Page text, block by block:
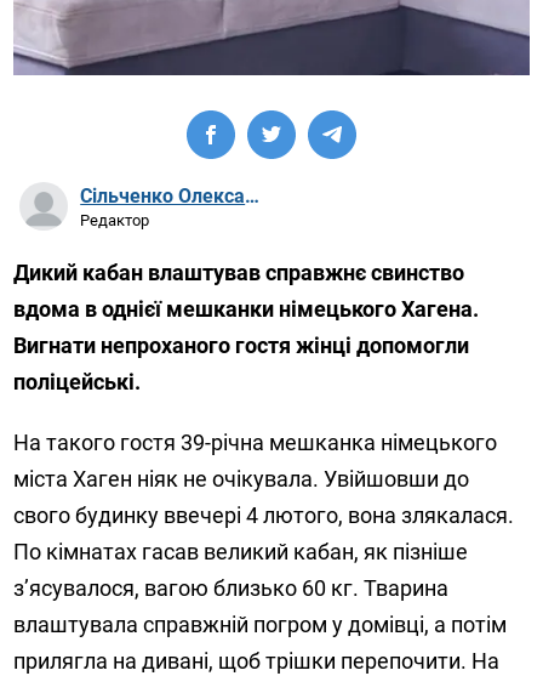
Сільченко Олександр Артурович
Редактор
Дикий кабан влаштував справжнє свинство
вдома в однієї мешканки німецького Хагена.
Вигнати непроханого гостя жінці допомогли
поліцейські.
На такого гостя 39-річна мешканка німецького
міста Хаген ніяк не очікувала. Увійшовши до
свого будинку ввечері 4 лютого, вона злякалася.
По кімнатах гасав великий кабан, як пізніше
з’ясувалося, вагою близько 60 кг. Тварина
влаштувала справжній погром у домівці, а потім
прилягла на дивані, щоб трішки перепочити. На